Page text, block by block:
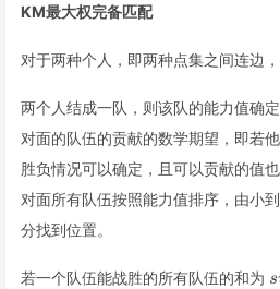
KM最大权完备匹配
对于两种个人，即两种点集之间连边
两个人结成一队，则该队的能力值确
对面的队伍的贡献的数学期望，即若
胜负情况可以确定，且可以贡献的值
对面所有队伍按照能力值排序，由小
分找到位置。
若一个队伍能战胜的所有队伍的和为 s